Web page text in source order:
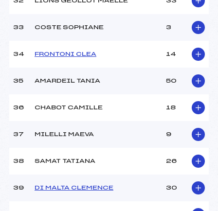
33 COSTE SOPHIANE 3
34 FRONTONI CLEA 14
35 AMARDEIL TANIA 50
36 CHABOT CAMILLE 18
37 MILELLI MAEVA 9
38 SAMAT TATIANA 26
39 DI MALTA CLEMENCE 30